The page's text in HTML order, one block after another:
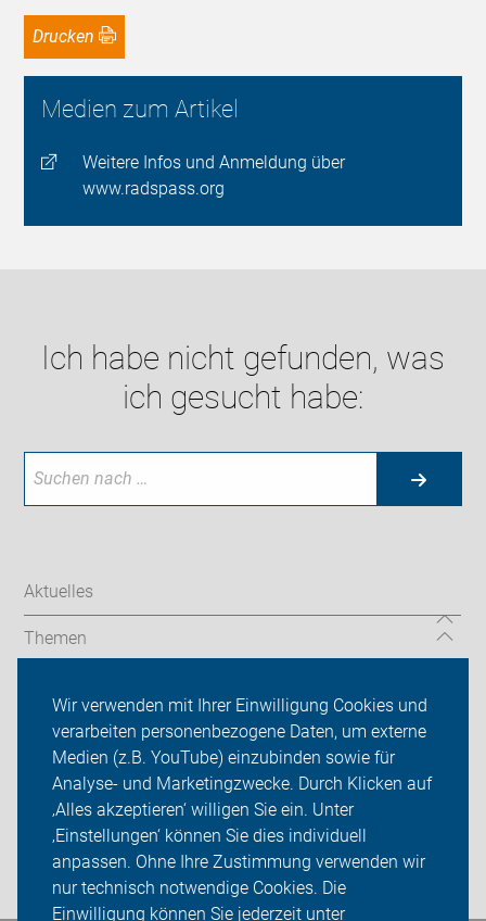
Wir verwenden mit Ihrer Einwilligung Cookies und
verarbeiten personenbezogene Daten, um externe
Medien (z.B. YouTube) einzubinden sowie für
Analyse- und Marketingzwecke. Durch Klicken auf
‚Alles akzeptieren‘ willigen Sie ein. Unter
‚Einstellungen‘ können Sie dies individuell
anpassen. Ohne Ihre Zustimmung verwenden wir
nur technisch notwendige Cookies. Die
Einwilligung können Sie jederzeit unter
Drucken
Medien zum Artikel
Weitere Infos und Anmeldung über
www.radspass.org
Ich habe nicht gefunden, was
ich gesucht habe:
Aktuelles
Themen
ADFC Mannheim
Sei dabei
Presse
Login